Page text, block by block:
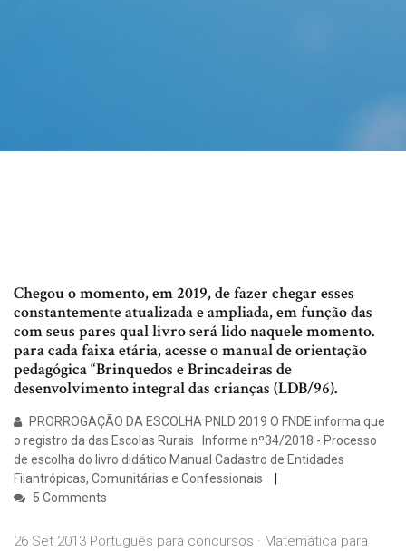
Chegou o momento, em 2019, de fazer chegar esses
constantemente atualizada e ampliada, em função das
com seus pares qual livro será lido naquele momento.
para cada faixa etária, acesse o manual de orientação
pedagógica “Brinquedos e Brincadeiras de
desenvolvimento integral das crianças (LDB/96).
PRORROGAÇÃO DA ESCOLHA PNLD 2019 O FNDE informa que
o registro da das Escolas Rurais · Informe nº34/2018 - Processo
de escolha do livro didático Manual Cadastro de Entidades
Filantrópicas, Comunitárias e Confessionais
5 Comments
26 Set 2013 Português para concursos · Matemática para